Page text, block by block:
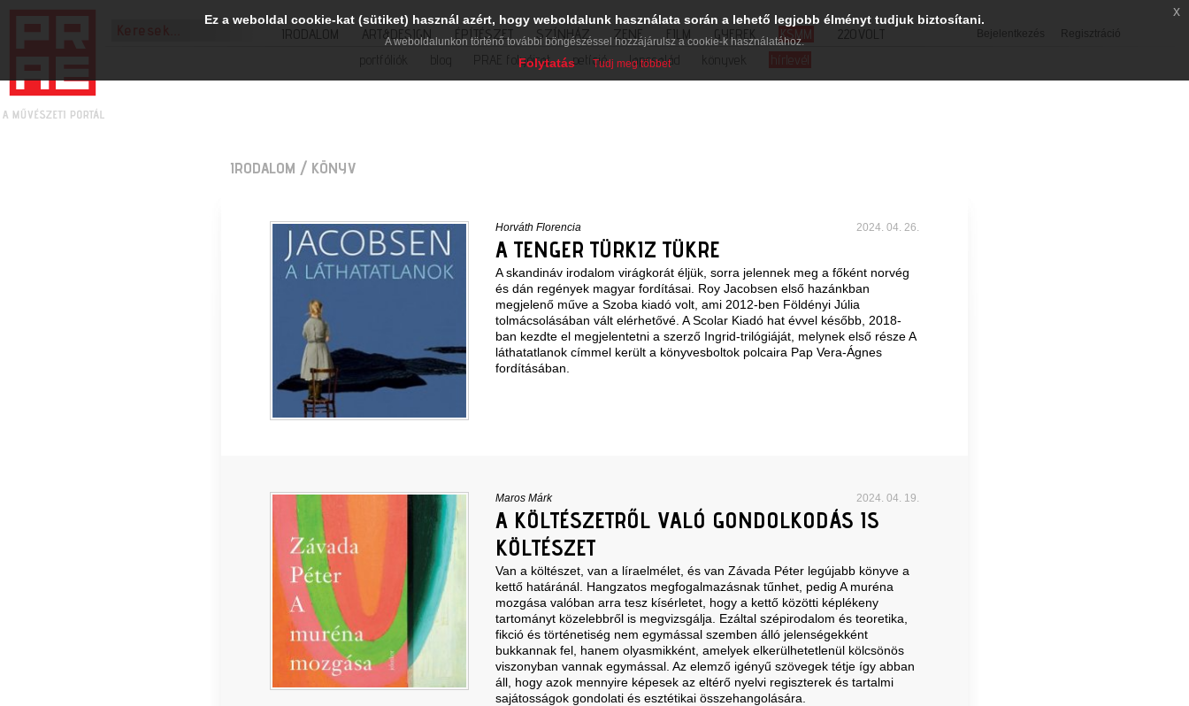
Bejelentkezés Regisztráció
IRODALOM ART&DESIGN ÉPÍTÉSZET SZÍNHÁZ ZENE FILM GYEREK KSMM
220VOLT
portfóliók
PRAE folyóirat petíció lapcsalád könyvek hírlevél
IRODALOM / KÖNYV
Horváth Florencia 2024. 04. 26.
A TENGER TÜRKIZ TÜKRE
A skandináv irodalom virágkorát éljük, sorra jelennek meg a főként norvég
és dán regények magyar fordításai. Roy Jacobsen első hazánkban
megjelenő műve a Szoba kiadó volt, ami 2012-ben Földényi Júlia
tolmácsolásában vált elérhetővé. A Scolar Kiadó hat évvel később, 2018-
ban kezdte el megjelentetni a szerző Ingrid-trilógiáját, melynek első része A
láthatatlanok címmel került a könyvesboltok polcaira Pap Vera-Ágnes
fordításában.
Maros Márk 2024. 04. 19.
A KÖLTÉSZETRŐL VALÓ GONDOLKODÁS IS
KÖLTÉSZET
Van a költészet, van a líraelmélet, és van Závada Péter legújabb könyve a
kettő határánál. Hangzatos megfogalmazásnak tűnhet, pedig A muréna
mozgása valóban arra tesz kísérletet, hogy a kettő közötti képlékeny
tartományt közelebbről is megvizsgálja. Ezáltal szépirodalom és teoretika,
fikció és történetiség nem egymással szemben álló jelenségekként
bukkannak fel, hanem olyasmikként, amelyek elkerülhetetlenül kölcsönös
viszonyban vannak egymással. Az elemző igényű szövegek tétje így abban
áll, hogy azok mennyire képesek az eltérő nyelvi regiszterek és tartalmi
sajátosságok gondolati és esztétikai összehangolására.
Ez a weboldal cookie-kat (sütiket) használ azért, hogy weboldalunk használata során a lehető legjobb élményt tudjuk biztosítani.
A weboldalunkon történő további böngészéssel hozzájárulsz a cookie-k használatához.
Folytatás Tudj meg többet
x